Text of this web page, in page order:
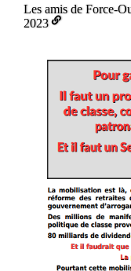
Les amis de Force-
2023